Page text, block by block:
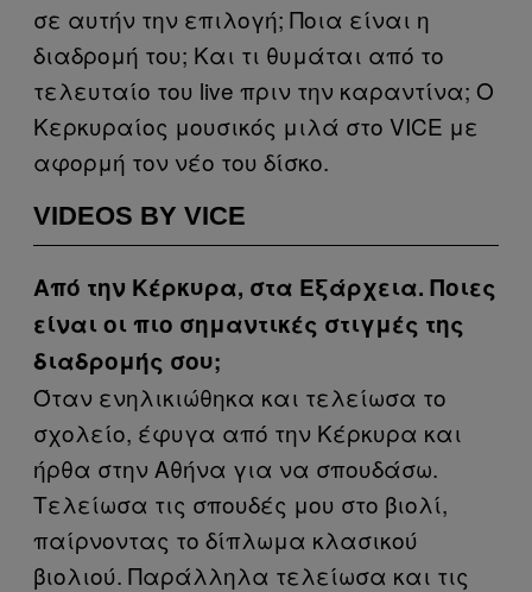
σε αυτήν την επιλογή; Ποια είναι η
διαδρομή του; Και τι θυμάται από το
τελευταίο του live πριν την καραντίνα; Ο
Κερκυραίος μουσικός μιλά στο VICE με
αφορμή τον νέο του δίσκο.
VIDEOS BY VICE
Από την Κέρκυρα, στα Εξάρχεια. Ποιες
είναι οι πιο σημαντικές στιγμές της
διαδρομής σου;
Όταν ενηλικιώθηκα και τελείωσα το
σχολείο, έφυγα από την Κέρκυρα και
ήρθα στην Αθήνα για να σπουδάσω.
Τελείωσα τις σπουδές μου στο βιολί,
παίρνοντας το δίπλωμα κλασικού
βιολιού. Παράλληλα τελείωσα και τις